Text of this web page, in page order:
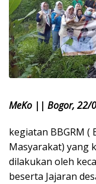
MeKo || Bogor, 22/
kegiatan BBGRM
Masyarakat) yang
dilakukan oleh
beserta Jajaran